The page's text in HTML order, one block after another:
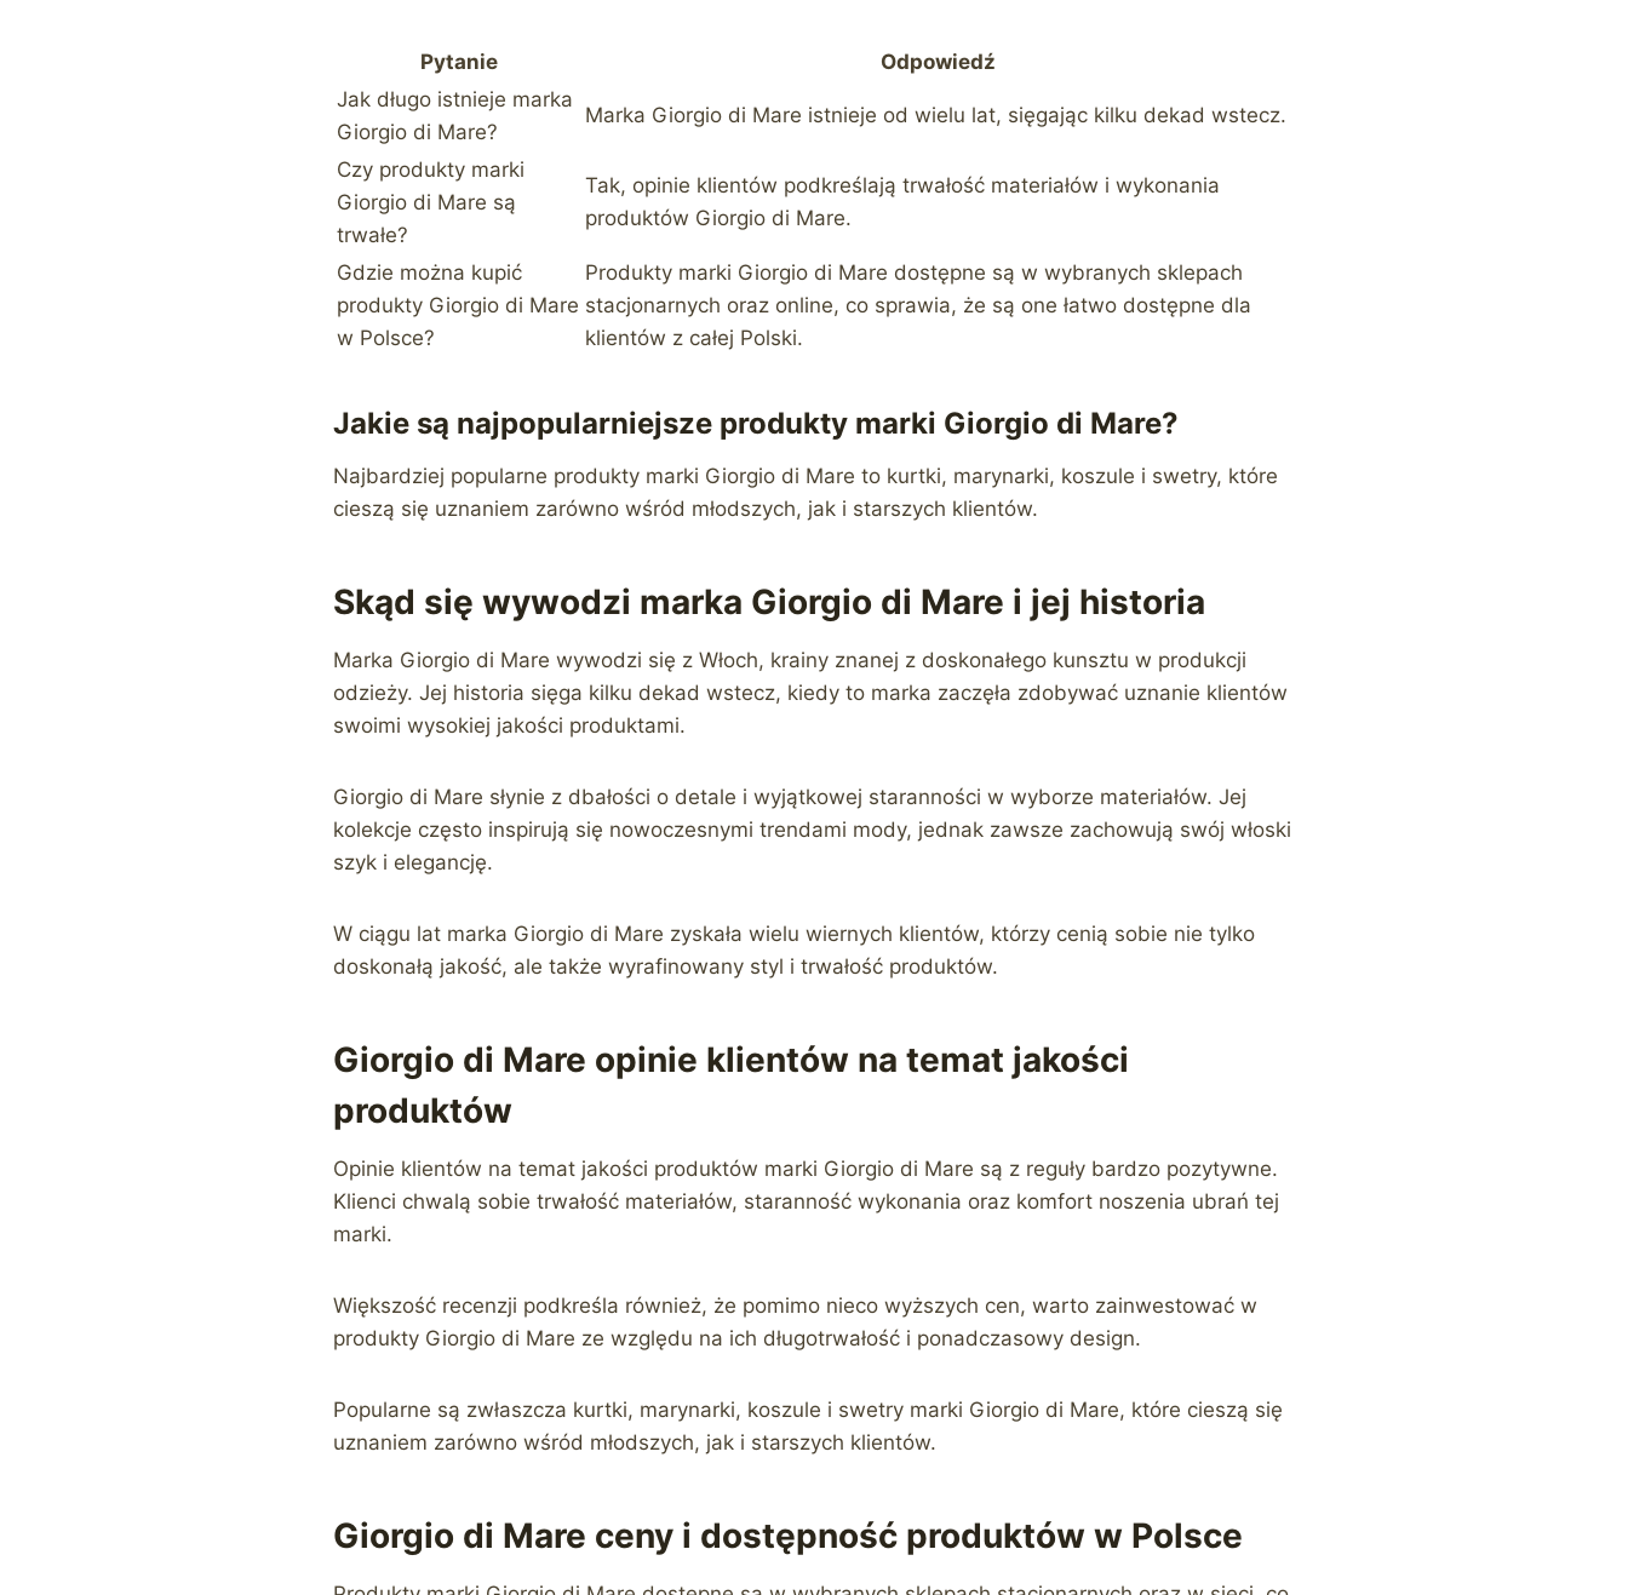
Pytanie
Odpowiedź
Jak długo istnieje marka
Giorgio di Mare?
Marka Giorgio di Mare istnieje od wielu lat, sięgając kilku dekad wstecz.
Czy produkty marki
Giorgio di Mare są
trwałe?
Tak, opinie klientów podkreślają trwałość materiałów i wykonania
produktów Giorgio di Mare.
Gdzie można kupić
produkty Giorgio di Mare
w Polsce?
Produkty marki Giorgio di Mare dostępne są w wybranych sklepach
stacjonarnych oraz online, co sprawia, że są one łatwo dostępne dla
klientów z całej Polski.
Jakie są najpopularniejsze produkty marki Giorgio di Mare?
Najbardziej popularne produkty marki Giorgio di Mare to kurtki, marynarki, koszule i swetry, które
cieszą się uznaniem zarówno wśród młodszych, jak i starszych klientów.
Skąd się wywodzi marka Giorgio di Mare i jej historia
Marka Giorgio di Mare wywodzi się z Włoch, krainy znanej z doskonałego kunsztu w produkcji
odzieży. Jej historia sięga kilku dekad wstecz, kiedy to marka zaczęła zdobywać uznanie klientów
swoimi wysokiej jakości produktami.
Giorgio di Mare słynie z dbałości o detale i wyjątkowej staranności w wyborze materiałów. Jej
kolekcje często inspirują się nowoczesnymi trendami mody, jednak zawsze zachowują swój włoski
szyk i elegancję.
W ciągu lat marka Giorgio di Mare zyskała wielu wiernych klientów, którzy cenią sobie nie tylko
doskonałą jakość, ale także wyrafinowany styl i trwałość produktów.
Giorgio di Mare opinie klientów na temat jakości
produktów
Opinie klientów na temat jakości produktów marki Giorgio di Mare są z reguły bardzo pozytywne.
Klienci chwalą sobie trwałość materiałów, staranność wykonania oraz komfort noszenia ubrań tej
marki.
Większość recenzji podkreśla również, że pomimo nieco wyższych cen, warto zainwestować w
produkty Giorgio di Mare ze względu na ich długotrwałość i ponadczasowy design.
Popularne są zwłaszcza kurtki, marynarki, koszule i swetry marki Giorgio di Mare, które cieszą się
uznaniem zarówno wśród młodszych, jak i starszych klientów.
Giorgio di Mare ceny i dostępność produktów w Polsce